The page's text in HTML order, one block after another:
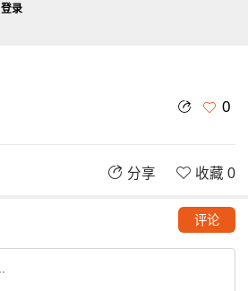
0
分享 收藏 0
评论
登录